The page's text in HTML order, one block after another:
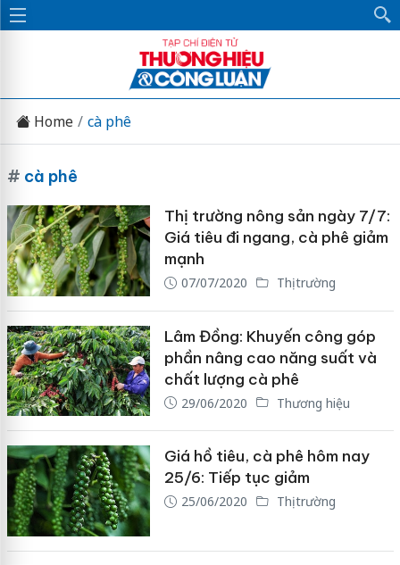
Home cà phê
# cà phê
Thị trường nông sản ngày 7/7:
Giá tiêu đi ngang, cà phê giảm
mạnh
07/07/2020 Thị trường
Lâm Đồng: Khuyến công góp
phần nâng cao năng suất và
chất lượng cà phê
29/06/2020 Thương hiệu
Giá hồ tiêu, cà phê hôm nay
25/6: Tiếp tục giảm
25/06/2020 Thị trường